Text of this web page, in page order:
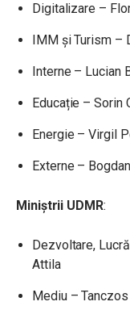
Digitalizare –
IMM și Turism –
Interne – Lucian
Educație – Sorin
Energie – Virgil
Externe –
Miniștrii UDMR:
Dezvoltare,
Attila
Mediu – Tanczos